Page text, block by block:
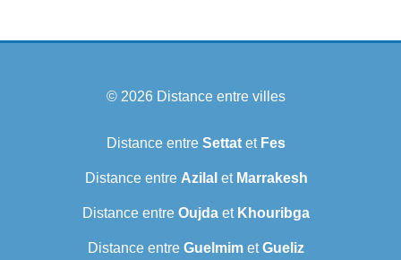
© 2026 Distance entre villes
Distance entre Settat et Fes
Distance entre Azilal et Marrakesh
Distance entre Oujda et Khouribga
Distance entre Guelmim etGueliz